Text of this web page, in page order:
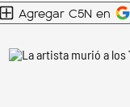
Agregar C5N en